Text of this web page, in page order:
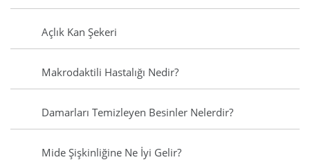
Açlık Kan Şekeri
Makrodaktili Hastalığı Nedir?
Damarları Temizleyen Besinler Nelerdir?
Mide Şişkinliğine Ne İyi Gelir?